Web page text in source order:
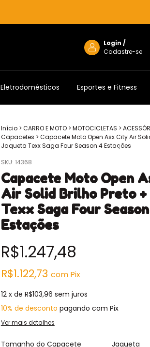
Login /
Cadastre-se
Eletrodomésticos Esportes e Fitness
Início > CARRO E MOTO > MOTOCICLETAS >
Capacetes > Capacete Moto Open Asx City Air
Jaqueta Texx Saga Four Season 4 Estações
SKU: 14368
Capacete Moto Open
Air Solid Brilho Preto
Texx Saga Four
Estações
R$1.247,48
R$1.122,73 com Pix
12 x de R$103,96 sem juros
10% de desconto pagando com Pix
Ver mais detalhes
Tamanho do Capacete Jaqueta